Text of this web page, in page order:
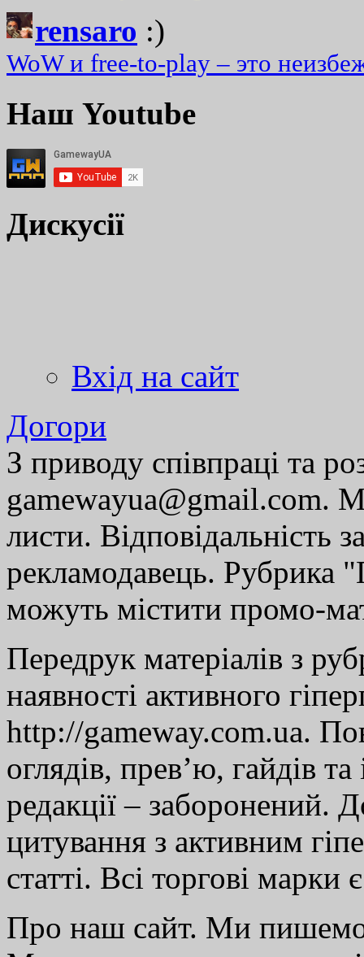
rensaro :)
WoW и free-to-play – это
Наш Youtube
Дискусії
Вхід на сайт
Догори
З приводу співпраці та
gamewayua@gmail.com.
листи. Відповідальність
рекламодавець. Рубрика
можуть містити промо-
Передрук матеріалів з
наявності активного
http://gameway.com.ua.
оглядів, прев’ю, гайдів
редакції – заборонений.
цитування з активним
статті. Всі торгові марки
Про наш сайт. Ми